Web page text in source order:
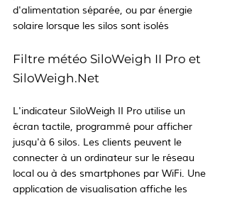
d'alimentation séparée, ou par énergie
solaire lorsque les silos sont isolés
Filtre météo SiloWeigh II Pro et
SiloWeigh.Net
L'indicateur SiloWeigh II Pro utilise un
écran tactile, programmé pour afficher
jusqu'à 6 silos. Les clients peuvent le
connecter à un ordinateur sur le réseau
local ou à des smartphones par WiFi. Une
application de visualisation affiche les